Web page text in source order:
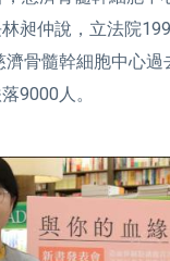
昶仲說，立法院
骨髓幹細胞中心
9000人。